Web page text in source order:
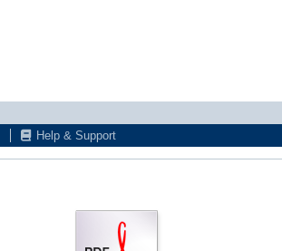
Help & Support